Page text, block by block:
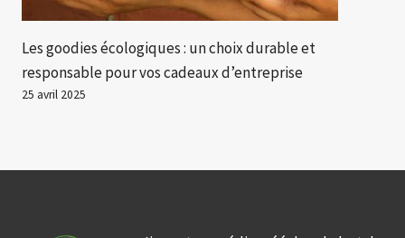
Les goodies écologiques : un choix durable et
responsable pour vos cadeaux d’entreprise
25 avril 2025